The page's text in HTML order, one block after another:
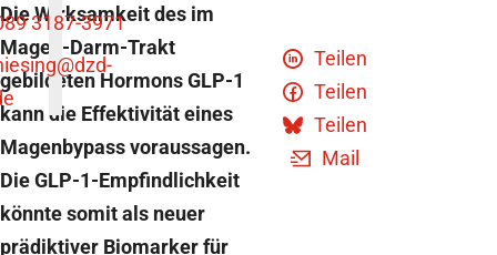
Die Wirksamkeit des im
Magen-Darm-Trakt
gebildeten Hormons GLP-1
kann die Effektivität eines
Magenbypass voraussagen.
Die GLP-1-Empfindlichkeit
könnte somit als neuer
prädiktiver Biomarker für
Teilen
Teilen
Teilen
Mail
3187-3971
@dzd-